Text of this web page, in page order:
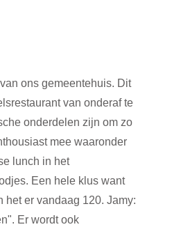
ons gemeentehuis. Dit
van onderaf te
onderdelen zijn om zo
mee waaronder
lunch in het
Een hele klus want
er vandaag 120. Jamy:
Er wordt ook